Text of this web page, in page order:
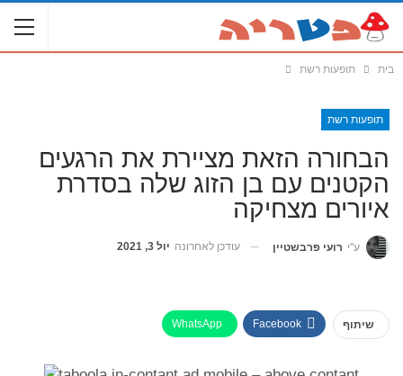
בית תופעות רשת
תופעות רשת
הבחורה הזאת מציירת את הרגעים
הקטנים עם בן הזוג שלה בסדרת
איורים מצחיקה
ע"י רועי פרבשטיין עודכן לאחרונה יול 3, 2021
שיתוף Facebook
WhatsApp